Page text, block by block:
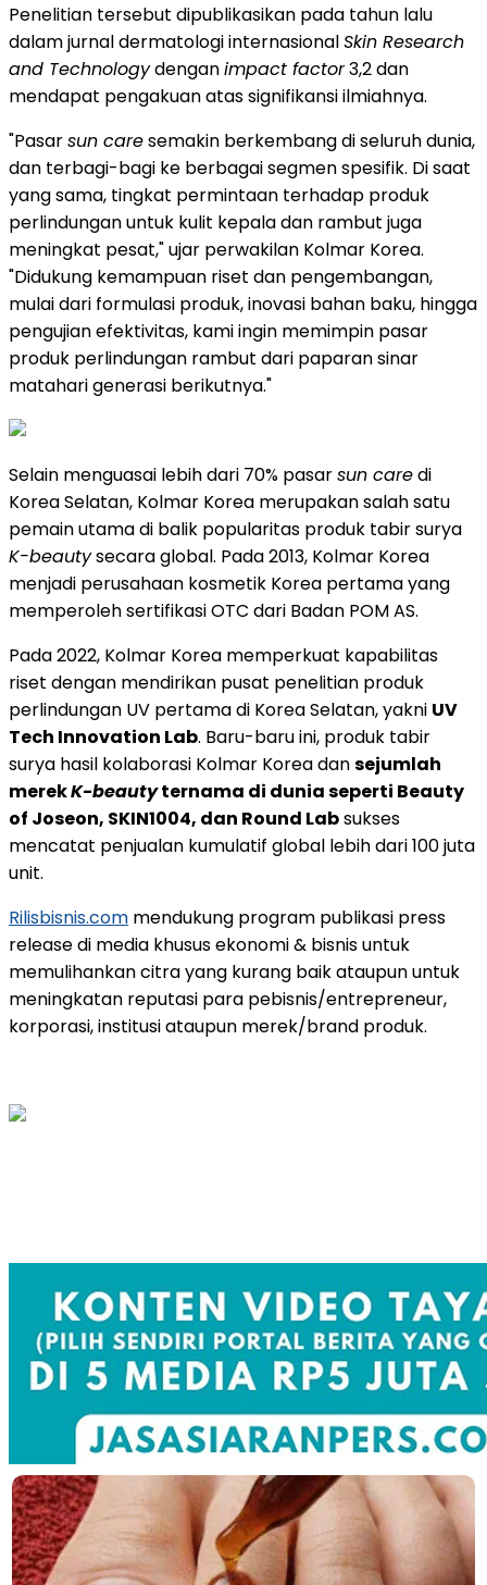
Penelitian tersebut dipublikasikan pada tahun lalu
dalam jurnal dermatologi internasionalSkin Research
and Technologydenganimpact factor3,2 dan
mendapat pengakuan atas signifikansi ilmiahnya.
"Pasarsun caresemakin berkembang di seluruh dunia,
dan terbagi-bagi ke berbagai segmen spesifik. Di saat
yang sama, tingkat permintaan terhadap produk
perlindungan untuk kulit kepala dan rambut juga
meningkat pesat," ujar perwakilan Kolmar Korea.
"Didukung kemampuan riset dan pengembangan,
mulai dari formulasi produk, inovasi bahan baku, hingga
pengujian efektivitas, kami ingin memimpin pasar
produk perlindungan rambut dari paparan sinar
matahari generasi berikutnya."
Selain menguasai lebih dari 70% pasarsun caredi
Korea Selatan, Kolmar Korea merupakan salah satu
pemain utama di balik popularitas produk tabir surya
K-beautysecara global. Pada 2013, Kolmar Korea
menjadi perusahaan kosmetik Korea pertama yang
memperoleh sertifikasi OTC dari Badan POM AS.
Pada 2022, Kolmar Korea memperkuat kapabilitas
riset dengan mendirikan pusat penelitian produk
perlindungan UV pertama di Korea Selatan, yakni UV
Tech Innovation Lab. Baru-baru ini, produk tabir
surya hasil kolaborasi Kolmar Korea dansejumlah
merekK-beautyternama di dunia seperti Beauty
of Joseon, SKIN1004, dan Round Labsukses
mencatat penjualan kumulatif global lebih dari 100 juta
unit.
Rilisbisnis.com mendukung program publikasi press
release di media khusus ekonomi & bisnis untuk
memulihankan citra yang kurang baik ataupun untuk
meningkatan reputasi para pebisnis/entrepreneur,
korporasi, institusi ataupun merek/brand produk.